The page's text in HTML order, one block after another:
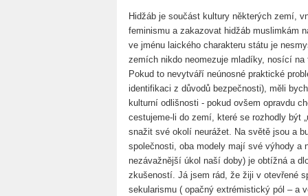
Hidžáb je součást kultury některých zemí,
feminismu a zakazovat hidžáb muslimkám
ve jménu laického charakteru státu je
zemích nikdo neomezuje mladíky, nosící
Pokud to nevytváří neúnosné praktické
identifikaci z důvodů bezpečnosti), měli
kulturní odlišnosti - pokud ovšem opravdu
cestujeme-li do zemí, které se rozhodly být
snažit své okolí neurážet. Na světě jsou a
společnosti, oba modely mají své výhody a
nezávažnější úkol naší doby) je obtížná a
zkušeností. Já jsem rád, že žiji v otevřené
sekularismu ( opačný extrémistický pól – a